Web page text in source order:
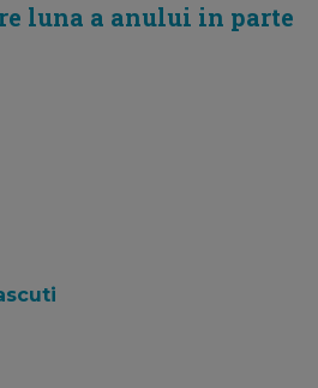
luna a anului in parte